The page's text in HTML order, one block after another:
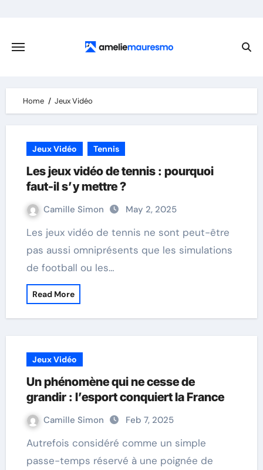
content
Home Jeux Vidéo
Jeux Vidéo Tennis
Les jeux vidéo de tennis : pourquoi
faut-il s’y mettre ?
Camille Simon May 2, 2025
Les jeux vidéo de tennis ne sont peut-être
pas aussi omniprésents que les simulations
de football ou les…
Read More
Jeux Vidéo
Un phénomène qui ne cesse de
grandir : l’esport conquiert la France
Camille Simon Feb 7, 2025
Autrefois considéré comme un simple
passe-temps réservé à une poignée de